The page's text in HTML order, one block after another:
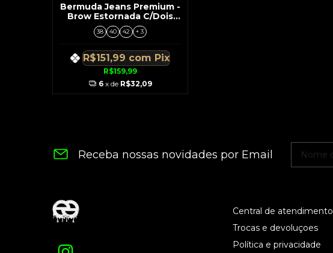
Bermuda Jeans Premium -
Brow Estornada C/Dois
Rasgos
38 40 42 + 3
R$159,99
R$151,99 com Pix
6 x de R$32,09
Receba nossas novidades por Email
Central de atendimento
Trocas e devoluçoes
Política e privacidade